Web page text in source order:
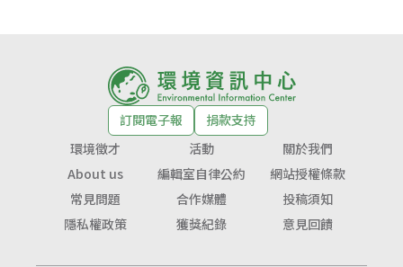
訂閱電子報
捐款支持
環境徵才
活動
關於我們
About us
編輯室自律公約
網站授權條款
常見問題
合作媒體
投稿須知
隱私權政策
獲獎紀錄 意見回饋